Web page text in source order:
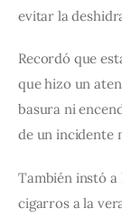
evitar la
Recordó que
que hizo un
basura ni
de un incidente
También instó
cigarros a la